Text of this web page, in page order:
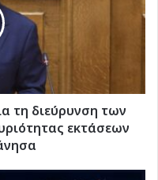
τη διεύρυνση των
εκτάσεων